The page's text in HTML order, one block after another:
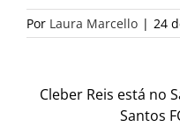
Por Laura Marcello | 24
Cleber Reis está no
Santos